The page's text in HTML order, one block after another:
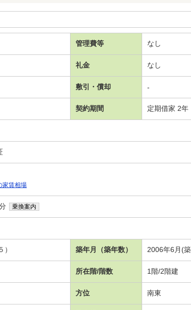
管理費等 なし
礼金 なし
敷引・償却 -
契約期間 定期借家 2年
家賃相場
乗換案内
築年月（築年数） 2006年6月(
所在階/階数 1階/2階建
方位 南東